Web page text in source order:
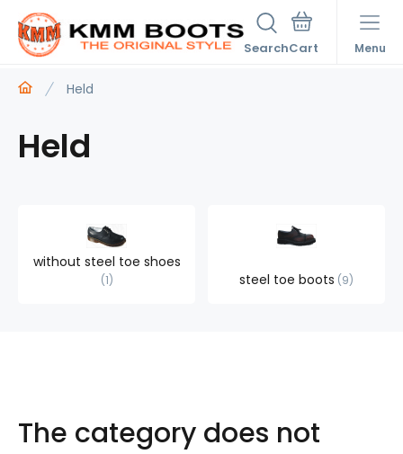
Search Menu
Held
Held
without steel toe shoes
1 steel toe boots 9
The category does not